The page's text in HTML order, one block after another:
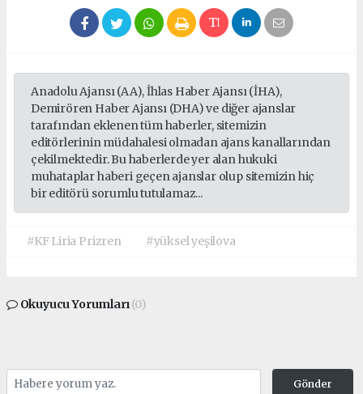
Anadolu Ajansı (AA), İhlas Haber Ajansı (İHA),
Demirören Haber Ajansı (DHA) ve diğer ajanslar
tarafından eklenen tüm haberler, sitemizin
editörlerinin müdahalesi olmadan ajans kanallarından
çekilmektedir. Bu haberlerde yer alan hukuki
muhataplar haberi geçen ajanslar olup sitemizin hiç
bir editörü sorumlu tutulamaz...
#KF Liria Prizren #yüksel yeşilova
Okuyucu Yorumları(0)
Gönder